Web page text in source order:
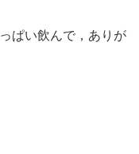
ぱい飲んで，ありが